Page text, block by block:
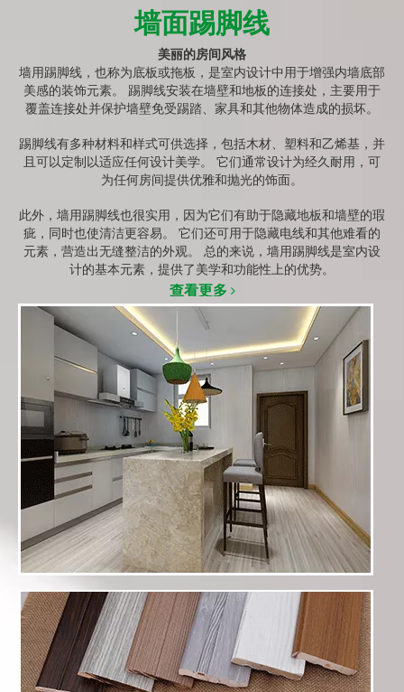
墙面踢脚线
美丽的房间风格
墙用踢脚线，也称为底板或拖板，是室内设计中用于增强内墙底部
美感的装饰元素。 踢脚线安装在墙壁和地板的连接处，主要用于
覆盖连接处并保护墙壁免受踢踏、家具和其他物体造成的损坏。
踢脚线有多种材料和样式可供选择，包括木材、塑料和乙烯基，并
且可以定制以适应任何设计美学。 它们通常设计为经久耐用，可
为任何房间提供优雅和抛光的饰面。
此外，墙用踢脚线也很实用，因为它们有助于隐藏地板和墙壁的瑕
疵，同时也使清洁更容易。 它们还可用于隐藏电线和其他难看的
元素，营造出无缝整洁的外观。 总的来说，墙用踢脚线是室内设
计的基本元素，提供了美学和功能性上的优势。
查看更多